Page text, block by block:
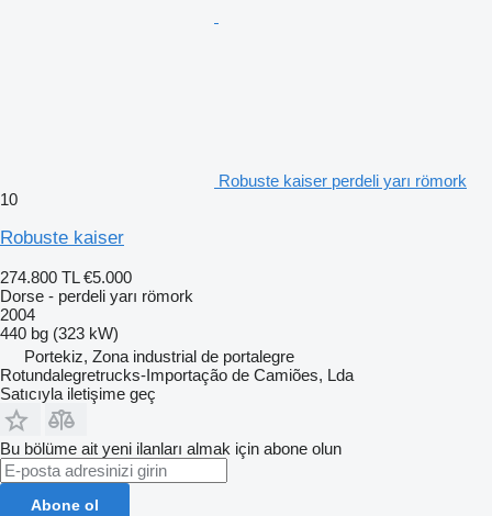
Robuste kaiser perdeli yarı römork
10
Robuste kaiser
274.800 TL €5.000
Dorse - perdeli yarı römork
2004
440 bg (323 kW)
Portekiz, Zona industrial de portalegre
Rotundalegretrucks-Importação de Camiões, Lda
Satıcıyla iletişime geç
Bu bölüme ait yeni ilanları almak için abone olun
Abone ol